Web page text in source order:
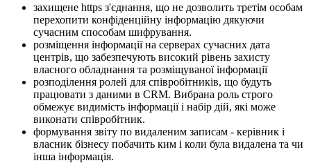
захищене https з'єднання, що не дозволить третім особам
перехопити конфіденційну інформацію дякуючи
сучасним способам шифрування.
розміщення інформації на серверах сучасних дата
центрів, що забезпечують високий рівень захисту
власного обладнання та розміщуваної інформації
розподілення ролей для співробітників, що будуть
працювати з даними в CRM. Вибрана роль строго
обмежує видимість інформації і набір дій, які може
виконати співробітник.
формування звіту по видаленим записам - керівник і
власник бізнесу побачить ким і коли була видалена та чи
інша інформація.